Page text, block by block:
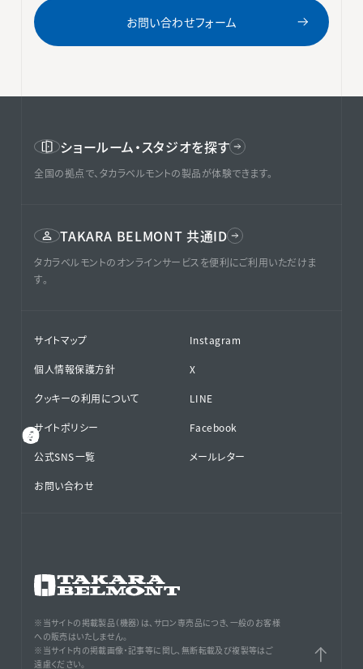
お問い合わせフォーム
ショールーム・スタジオを探す
全国の拠点で、タカラベルモントの製品が体験できます。
TAKARA BELMONT 共通ID
タカラベルモントのオンラインサービスを便利にご利用いただけま
す。
サイトマップ
個人情報保護方針
クッキーの利用について
サイトポリシー
公式SNS⁨⁩一覧
お問い合わせ
Instagram
X
LINE
Facebook
メールレター
※当サイトの掲載製品（機器）は、サロン専売品につき、一般のお客様
への販売はいたしません。
※当サイト内の掲載画像・記事等に関し、無断転載及び複製等はご
遠慮ください。